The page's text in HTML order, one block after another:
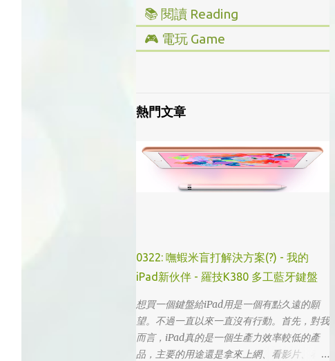
📚 閱讀 Reading
▸ 投資理財
▸ 藝術設計
🎮 電玩 Game
熱門文章
0322: 嘸蝦米盲打解決方案(?) - 我的
iPad新伙伴 - 羅技K380 多工藍牙鍵盤
想買一個鍵盤給iPad用是一個有點久遠的願
望。不過一直以來一直沒有行動。首先，對我
而言，iPad真的是一個生產力效率較低的產
品，主要的用途還是拿來上網、看影片、看小